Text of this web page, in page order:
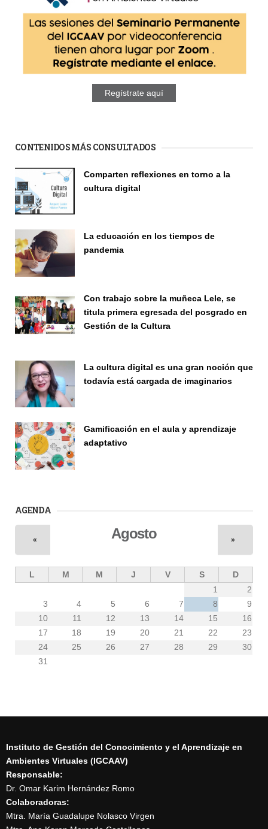
Regístrate aquí
CONTENIDOS MÁS CONSULTADOS
Comparten reflexiones en torno a la
cultura digital
La educación en los tiempos de
pandemia
Con trabajo sobre la muñeca Lele, se
titula primera egresada del posgrado en
Gestión de la Cultura
La cultura digital es una gran noción que
todavía está cargada de imaginarios
Gamificación en el aula y aprendizaje
adaptativo
AGENDA
Agosto
« »
L M M J V S
D
1
2
3
4 5 6 7 8
9
10
11 12 13 14 15
16
17
18 19 20 21 22
23
24
25 26 27 28 29
30
31
Instituto de Gestión del Conocimiento y el Aprendizaje en
Ambientes Virtuales (IGCAAV)
Responsable:
Dr. Omar Karim Hernández Romo
Colaboradoras:
Mtra. María Guadalupe Nolasco Virgen